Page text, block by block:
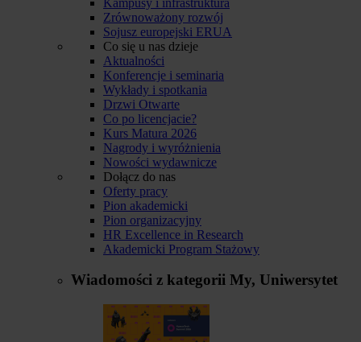
Zrównoważony rozwój
Sojusz europejski ERUA
Co się u nas dzieje
Aktualności
Konferencje i seminaria
Wykłady i spotkania
Drzwi Otwarte
Co po licencjacie?
Kurs Matura 2026
Nagrody i wyróżnienia
Nowości wydawnicze
Dołącz do nas
Oferty pracy
Pion akademicki
Pion organizacyjny
HR Excellence in Research
Akademicki Program Stażowy
Wiadomości z kategorii My, Uniwersytet